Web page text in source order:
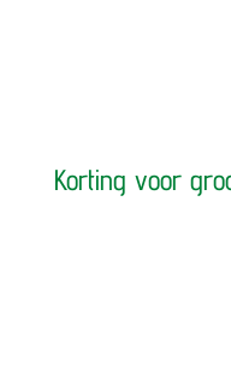
Korting voor